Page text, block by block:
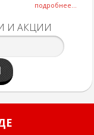
подробнее...
И АКЦИИ